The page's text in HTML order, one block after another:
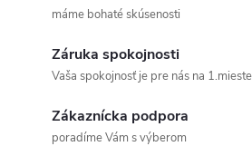
máme bohaté skúsenosti
Záruka spokojnosti
Vaša spokojnosť je pre nás na 1.mieste
Zákaznícka podpora
poradíme Vám s výberom